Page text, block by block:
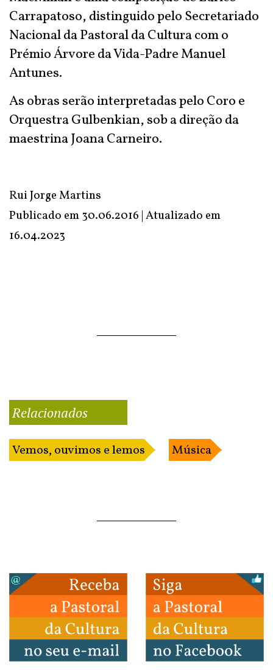
Carrapatoso, distinguido pelo Secretariado
Nacional da Pastoral da Cultura com o
Prémio Árvore da Vida-Padre Manuel
Antunes.
As obras serão interpretadas pelo Coro e
Orquestra Gulbenkian, sob a direção da
maestrina Joana Carneiro.
Rui Jorge Martins
Publicado em 30.06.2016 | Atualizado em
16.04.2023
Relacionados
Vemos, ouvimos e lemos Música